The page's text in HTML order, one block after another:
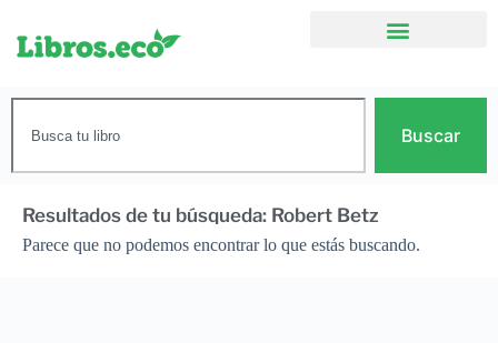
Buscar
Resultados de tu búsqueda: Robert Betz
Parece que no podemos encontrar lo que estás buscando.